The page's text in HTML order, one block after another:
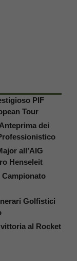
PIF
Tour
dei
all’AIG
Henseleit
Golfistici
al Rocket